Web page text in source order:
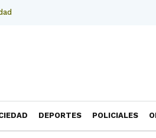
DEPORTES POLICIALES